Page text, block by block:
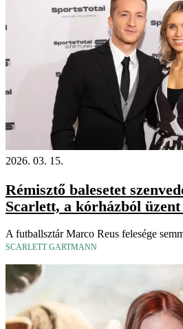
2026. 03. 15.
Rémisztő balesetet
Scarlett, a kórházból
A futballsztár Marco Reus felesége
SCARLETT GARTMANN